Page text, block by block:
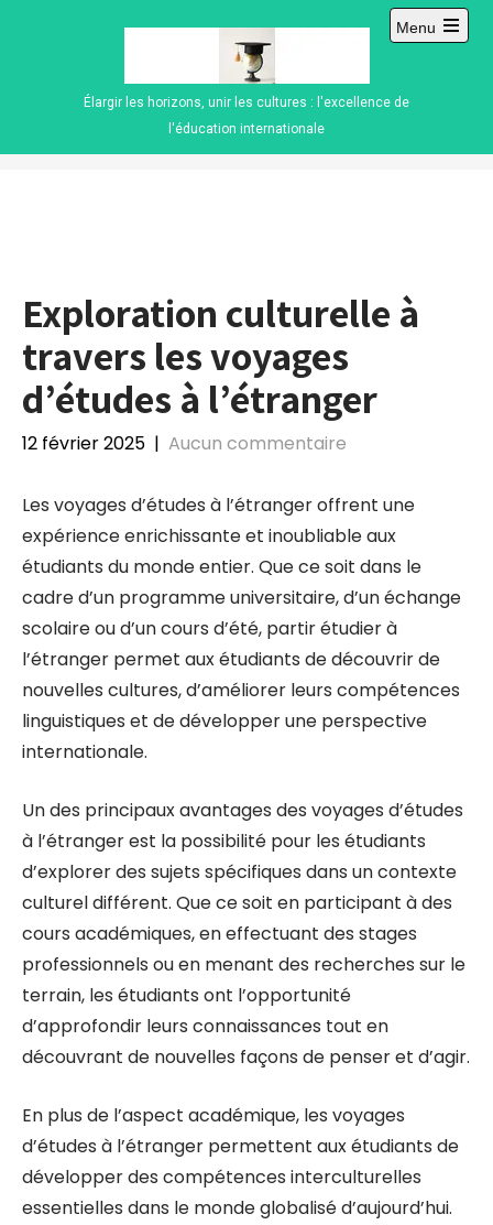
Élargir les horizons, unir les cultures : l'excellence de
l'éducation internationale
Menu
Open
Exploration culturelle à
travers les voyages
d’études à l’étranger
12 février 2025 | Aucun commentaire
Les voyages d’études à l’étranger offrent une
expérience enrichissante et inoubliable aux
étudiants du monde entier. Que ce soit dans le
cadre d’un programme universitaire, d’un échange
scolaire ou d’un cours d’été, partir étudier à
l’étranger permet aux étudiants de découvrir de
nouvelles cultures, d’améliorer leurs compétences
linguistiques et de développer une perspective
internationale.
Un des principaux avantages des voyages d’études
à l’étranger est la possibilité pour les étudiants
d’explorer des sujets spécifiques dans un contexte
culturel différent. Que ce soit en participant à des
cours académiques, en effectuant des stages
professionnels ou en menant des recherches sur le
terrain, les étudiants ont l’opportunité
d’approfondir leurs connaissances tout en
découvrant de nouvelles façons de penser et d’agir.
En plus de l’aspect académique, les voyages
d’études à l’étranger permettent aux étudiants de
développer des compétences interculturelles
essentielles dans le monde globalisé d’aujourd’hui.